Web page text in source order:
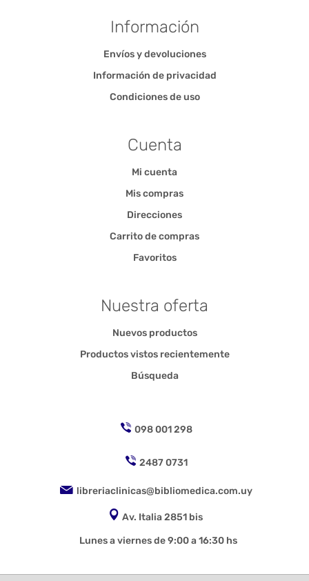
Información
Envíos y devoluciones
Información de privacidad
Condiciones de uso
Cuenta
Mi cuenta
Mis compras
Direcciones
Carrito de compras
Favoritos
Nuestra oferta
Nuevos productos
Productos vistos recientemente
Búsqueda
098 001 298
2487 0731
libreriaclinicas@bibliomedica.com.uy
Av. Italia 2851 bis
Lunes a viernes de 9:00 a 16:30 hs